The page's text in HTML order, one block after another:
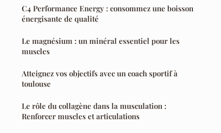
C4 Performance Energy : consommez une boisson
énergisante de qualité
Le magnésium : un minéral essentiel pour les
muscles
Atteignez vos objectifs avec un coach sportif à
toulouse
Le rôle du collagène dans la musculation :
Renforcer muscles et articulations